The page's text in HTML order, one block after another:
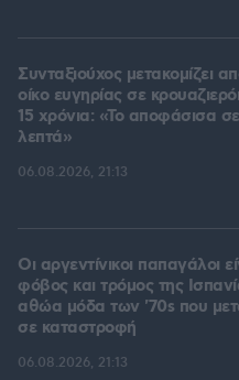
Συνταξιούχος μετακομίζει
οίκο ευγηρίας σε
15 χρόνια: «Το αποφάσισα
λεπτά»
06.08.2026, 21:13
Οι αργεντίνικοι παπαγάλοι
φόβος και τρόμος της
αθώα μόδα των '70s που
σε καταστροφή
06.08.2026, 21:13